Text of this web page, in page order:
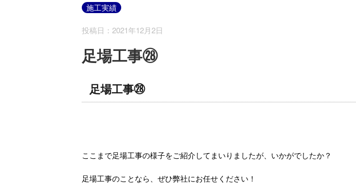
施工実績
投稿日：2021年12月2日
足場工事㉘
足場工事㉘
ここまで足場工事の様子をご紹介してまいりましたが、いかがでしたか？
足場工事のことなら、ぜひ弊社にお任せください！